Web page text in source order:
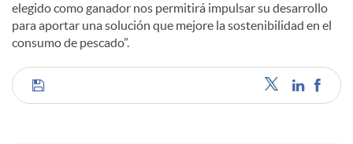
elegido como ganador nos permitirá impulsar su desarrollo
para aportar una solución que mejore la sostenibilidad en el
consumo de pescado”.
C